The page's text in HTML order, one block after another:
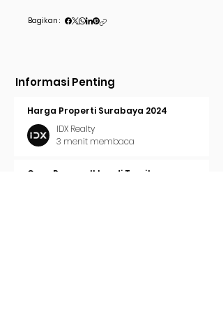
Bagikan :
Informasi Penting
Harga Properti Surabaya 2024
IDX Realty
3 menit membaca
Cara Pasang Iklan di Trovit